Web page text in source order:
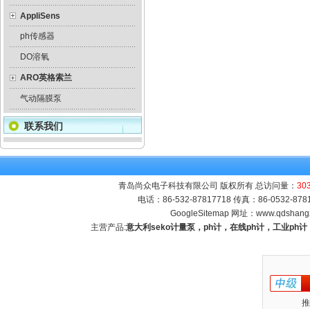
AppliSens
ph传感器
DO溶氧
ARO英格索兰
气动隔膜泵
联系我们
青岛尚众电子科技有限公司 版权所有 总访问量：
电话：86-532-87817718 传真：86-0532-
GoogleSitemap 网址：
主营产品:意大利seko计量泵，ph计，在线ph计，工业ph